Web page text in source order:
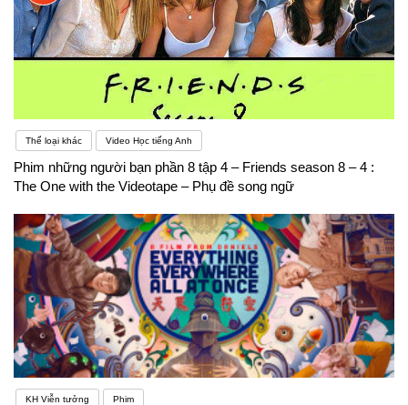
Thể loại khác Video Học tiếng Anh
Phim những người bạn phần 8 tập 4 – Friends season 8 – 4 :
The One with the Videotape – Phụ đề song ngữ
KH Viễn tưởng Phim